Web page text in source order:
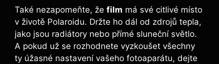
Také nezapomeňte, ⁢že film ​má své citlivé ​místo
v životě Polaroidu. Držte⁤ ho dál od ‌zdrojů ​tepla,
jako jsou radiátory nebo přímé sluneční⁣ světlo.⁣
A ​pokud už‌ se rozhodnete vyzkoušet všechny
ty⁣ úžasné nastavení vašeho fotoaparátu,‍ dejte